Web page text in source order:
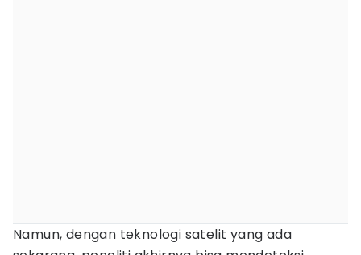
Namun, dengan teknologi satelit yang ada